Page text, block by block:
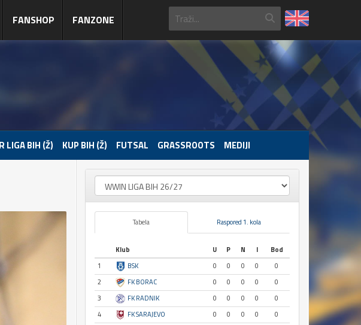
FANSHOP FANZONE
LIGA BIH (Ž) KUP BIH (Ž) FUTSAL GRASSROOTS MEDIJI
Tabela Raspored 1. kola
Klub U P N I
Bod
1
BSK 0 0 0 0
0
2
FK BORAC 0 0 0 0
0
3
FK RADNIK 0 0 0 0
0
4
FK SARAJEVO 0 0 0 0
0